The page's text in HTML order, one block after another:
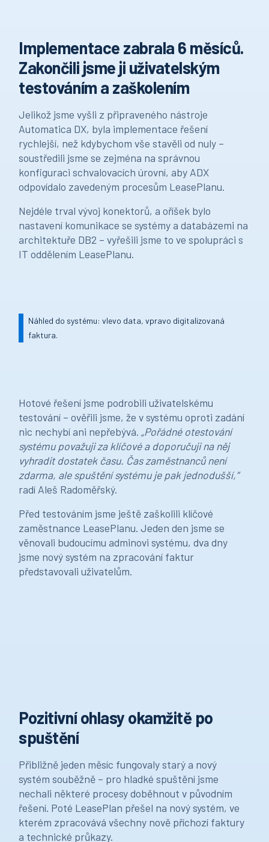
Implementace zabrala 6 měsíců.
Zakončili jsme ji uživatelským
testováním a zaškolením
Jelikož jsme vyšli z připraveného nástroje
Automatica DX, byla implementace řešení
rychlejší, než kdybychom vše stavěli od nuly –
soustředili jsme se zejména na správnou
konfiguraci schvalovacích úrovní, aby ADX
odpovídalo zavedeným procesům LeasePlanu.
Nejdéle trval vývoj konektorů, a oříšek bylo
nastavení komunikace se systémy a databázemi na
architektuře DB2 – vyřešili jsme to ve spolupráci s
IT oddělením LeasePlanu.
Náhled do systému: vlevo data, vpravo digitalizovaná
faktura.
Hotové řešení jsme podrobili uživatelskému
testování – ověřili jsme, že v systému oproti zadání
nic nechybí ani nepřebývá. „Pořádné otestování
systému považuji za klíčové a doporučuji na něj
vyhradit dostatek času. Čas zaměstnanců není
zdarma, ale spuštění systému je pak jednodušší,“
radí Aleš Radoměřský.
Před testováním jsme ještě zaškolili klíčové
zaměstnance LeasePlanu. Jeden den jsme se
věnovali budoucímu adminovi systému, dva dny
jsme nový systém na zpracování faktur
představovali uživatelům.
Pozitivní ohlasy okamžitě po
spuštění
Přibližně jeden měsíc fungovaly starý a nový
systém souběžně – pro hladké spuštění jsme
nechali některé procesy doběhnout v původním
řešení. Poté LeasePlan přešel na nový systém, ve
kterém zpracovává všechny nově příchozí faktury
a technické průkazy.